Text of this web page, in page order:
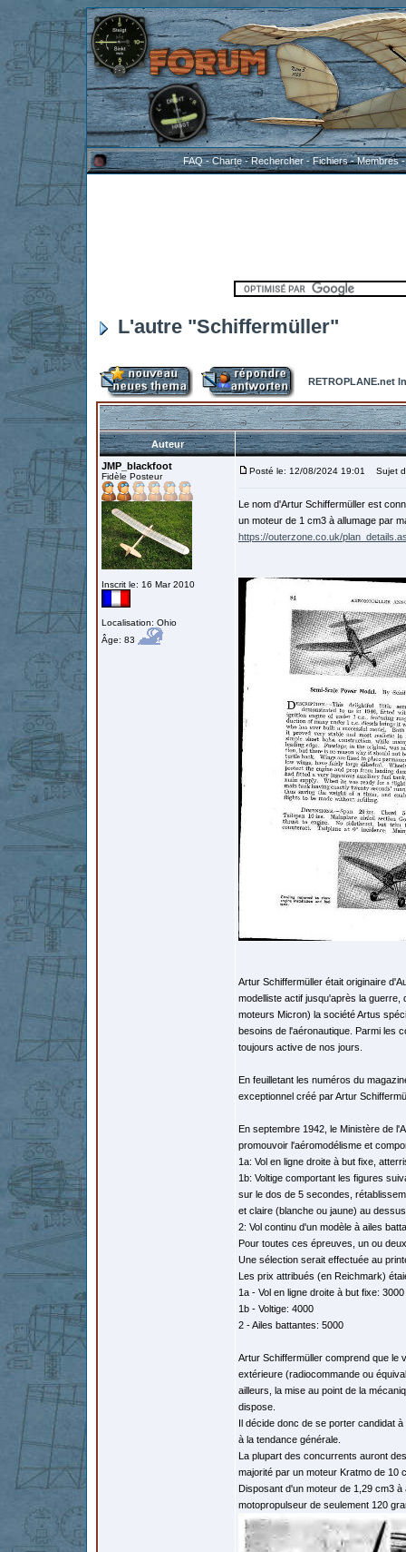
FAQ-Charte-Rechercher-Fichiers-Membres
L'autre "Schiffermüller"
RETROPLANE.net
Auteur
JMP_blackfoot
Fidèle Posteur
Inscrit le: 16 Mar 2010
Localisation: Ohio
Âge: 83
Posté le: 12/08/2024 19:01 Sujet
Le nom d'Artur Schiffermüller est
un moteur de 1 cm3 à allumage par
https://outerzone.co.uk/
Artur Schiffermüller était originaire
modelliste actif jusqu'après la guerre,
moteurs Micron) la société Artus
besoins de l'aéronautique. Parmi les
toujours active de nos jours.
En feuilletant les numéros du
exceptionnel créé par Artur
En septembre 1942, le Ministère de
promouvoir l'aéromodélisme et
1a: Vol en ligne droite à but fixe,
1b: Voltige comportant les figures
sur le dos de 5 secondes,
et claire (blanche ou jaune) au
2: Vol continu d'un modèle à ailes
Pour toutes ces épreuves, un ou
Une sélection serait effectuée au
Les prix attribués (en Reichmark)
1a - Vol en ligne droite à but fixe: 3000
1b - Voltige: 4000
2 - Ailes battantes: 5000
Artur Schiffermüller comprend que le
extérieure (radiocommande ou
ailleurs, la mise au point de la
dispose.
Il décide donc de se porter candidat
à la tendance générale.
La plupart des concurrents auront
majorité par un moteur Kratmo de 10
Disposant d'un moteur de 1,29 cm3
motopropulseur de seulement 120